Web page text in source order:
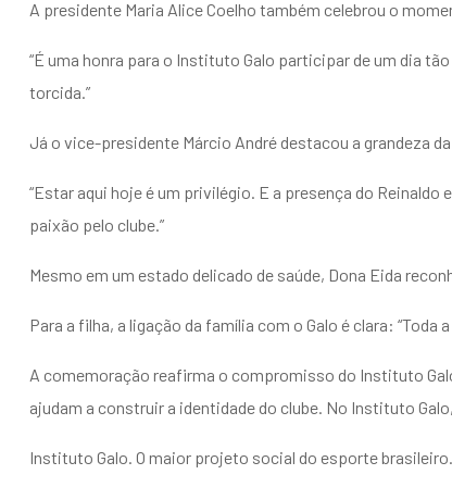
A presidente Maria Alice Coelho também celebrou o
“É uma honra para o Instituto Galo participar de um dia
torcida.”
Já o vice-presidente Márcio André destacou a grandeza
“Estar aqui hoje é um privilégio. E a presença do
paixão pelo clube.”
Mesmo em um estado delicado de saúde, Dona Eida
Para a filha, a ligação da família com o Galo é clara:
A comemoração reafirma o compromisso do Instituto
ajudam a construir a identidade do clube. No Instituto
Instituto Galo. O maior projeto social do esporte brasileiro.